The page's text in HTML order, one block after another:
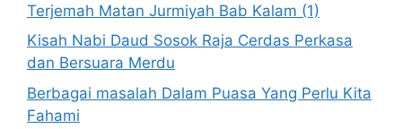
Terjemah Matan Jurmiyah Bab Kalam (1)
Kisah Nabi Daud Sosok Raja Cerdas Perkasa
dan Bersuara Merdu
Berbagai masalah Dalam Puasa Yang Perlu Kita
Fahami